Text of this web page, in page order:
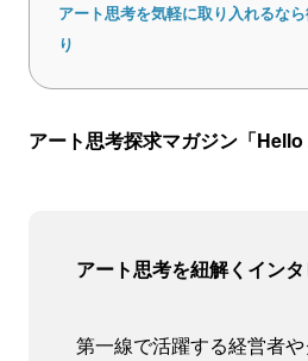
アート思考を気軽に取り入れるな
り
アート思考探求マガジン「
アート思考を紐解くイン
第一線で活躍する経営者や